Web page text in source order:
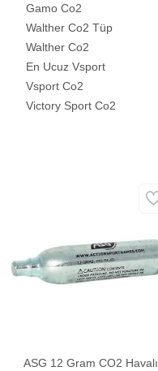
Gamo Co2
Walther Co2 Tüp
Walther Co2
En Ucuz Vsport
Vsport Co2
Victory Sport Co2
ASG 12 Gram CO2 Havalı